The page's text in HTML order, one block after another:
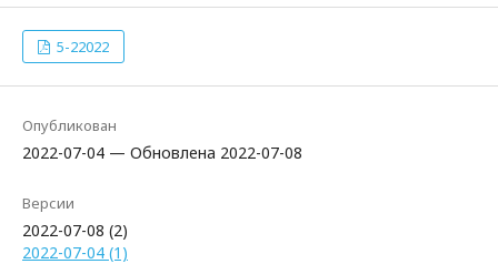
5-22022
Опубликован
2022-07-04 — Обновлена 2022-07-08
Версии
2022-07-08 (2)
2022-07-04 (1)